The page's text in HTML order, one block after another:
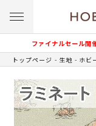
ファイナルセール
トップページ 生地 ホビ